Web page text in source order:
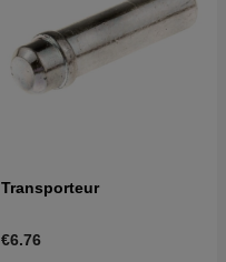
Transporteur
€6.76